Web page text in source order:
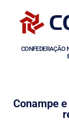
CONFEDERAÇÃO
Conampe